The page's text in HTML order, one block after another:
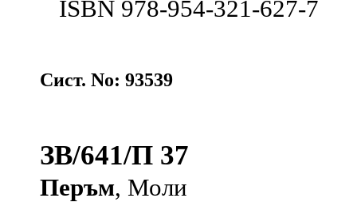
ISBN 978-954-321-627-7
Сист. No: 93539
ЗВ/641/П 37
Перъм, Моли